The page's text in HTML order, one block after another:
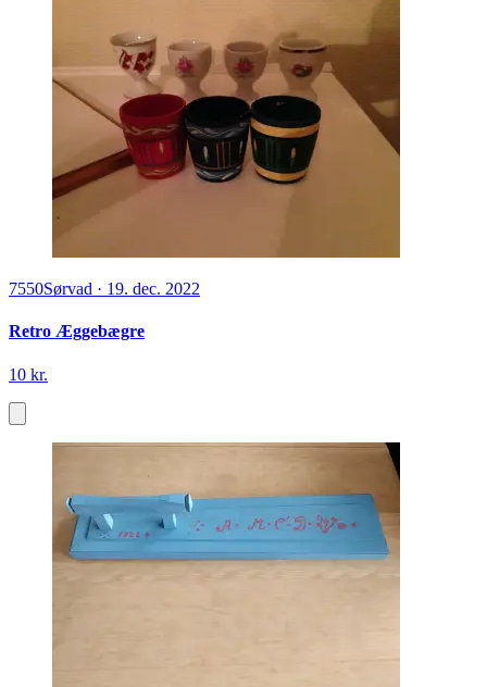
7550Sørvad · 19. dec. 2022
Retro Æggebægre
10 kr.